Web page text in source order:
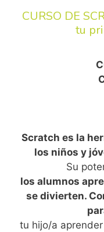
CURSO DE
tu
Scratch es la
los niños y
Su
los alumnos
se divierten.
tu hijo/a